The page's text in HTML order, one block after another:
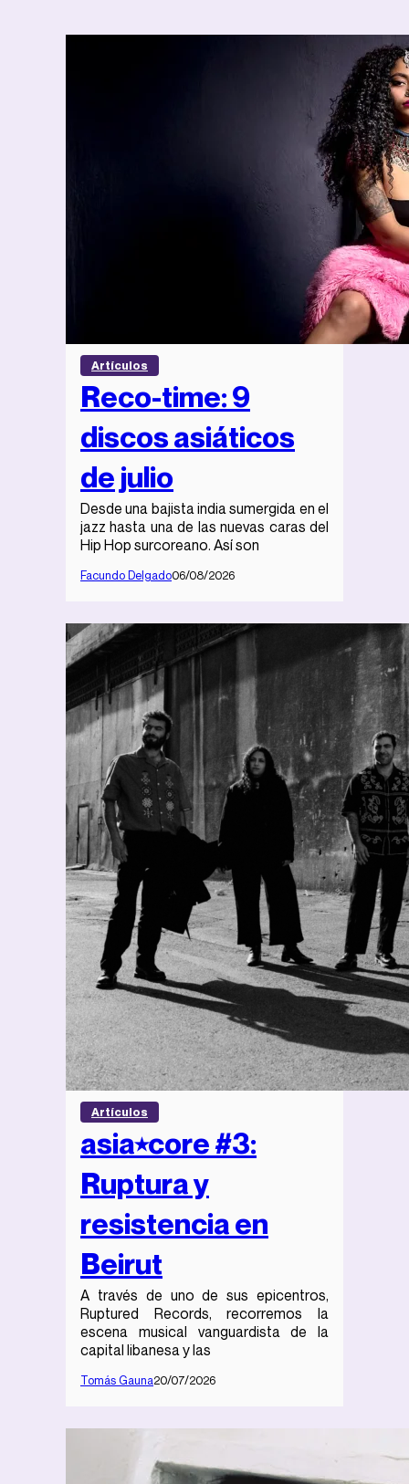
Artículos
Reco-time: 9
discos asiáticos
de julio
Desde una bajista india sumergida en el
jazz hasta una de las nuevas caras del
Hip Hop surcoreano. Así son
Facundo Delgado06/08/2026
Artículos
asia⭑core #3:
Ruptura y
resistencia en
Beirut
A través de uno de sus epicentros,
Ruptured Records, recorremos la
escena musical vanguardista de la
capital libanesa y las
Tomás Gauna20/07/2026